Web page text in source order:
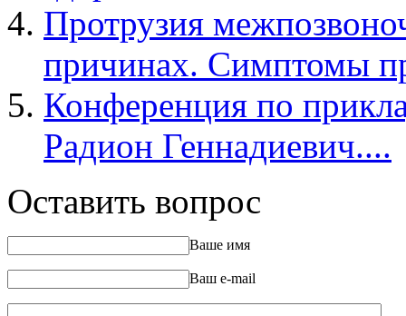
Протрузия
причинах. Симптомы
Конференция по
Радион Геннадиевич....
Оставить вопрос
Ваше имя
Ваш e-mail